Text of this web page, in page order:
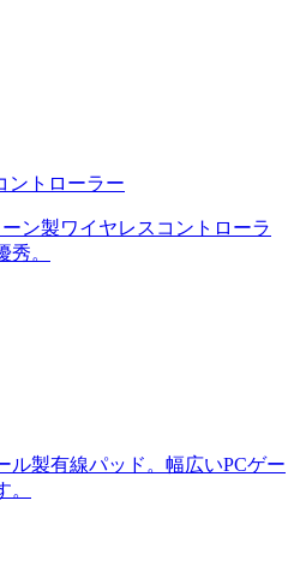
ントローラー
ン製ワイヤレスコントローラ
。
ル製有線パッド。幅広いPCゲー